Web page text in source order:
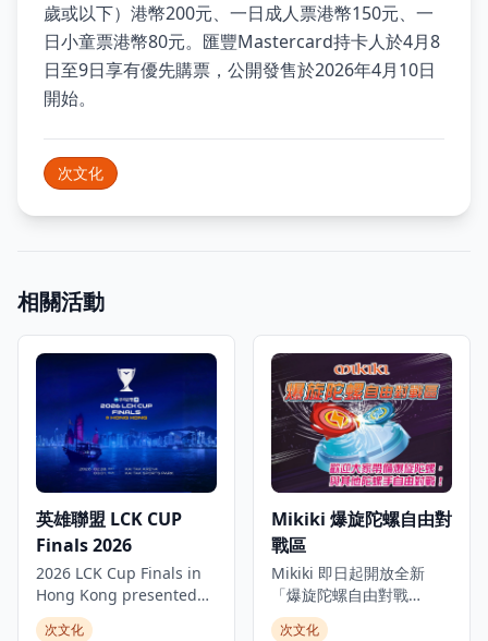
歲或以下）港幣200元、一日成人票港幣150元、一
日小童票港幣80元。匯豐Mastercard持卡人於4月8
日至9日享有優先購票，公開發售於2026年4月10日
開始。
次文化
相關活動
英雄聯盟 LCK CUP
Finals 2026
2026 LCK Cup Finals in
Hong Kong presented
By CGA。決賽將首次離開
次文化
Mikiki 爆旋陀螺自由對
戰區
Mikiki 即日起開放全新
「爆旋陀螺自由對戰
區」，廣邀全城陀螺手齊
次文化